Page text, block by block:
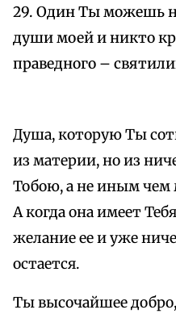
29. Один Ты можешь
души моей и никто
праведного –
Душа, которую Ты
из материи, но из
Тобою, а не иным чем
А когда она имеет
желание ее и уже
остается.
Ты высочайшее